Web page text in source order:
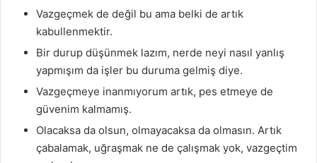
Vazgeçmek de değil bu ama belki de artık
kabullenmektir.
Bir durup düşünmek lazım, nerde neyi nasıl yanlış
yapmışım da işler bu duruma gelmiş diye.
Vazgeçmeye inanmıyorum artık, pes etmeye de
güvenim kalmamış.
Olacaksa da olsun, olmayacaksa da olmasın. Artık
çabalamak, uğraşmak ne de çalışmak yok, vazgeçtim